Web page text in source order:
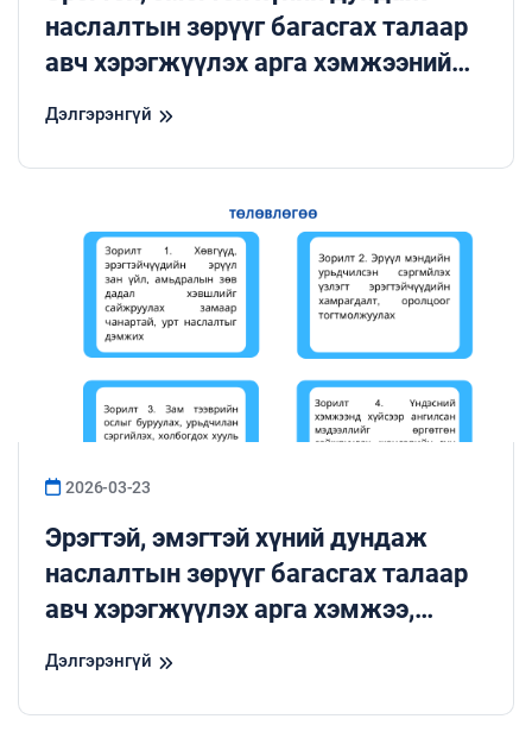
наслалтын зөрүүг багасгах талаар
авч хэрэгжүүлэх арга хэмжээний
Дэлгэрэнгүй
2026-03-23
Эрэгтэй, эмэгтэй хүний дундаж
наслалтын зөрүүг багасгах талаар
авч хэрэгжүүлэх арга хэмжээ,
Дэлгэрэнгүй